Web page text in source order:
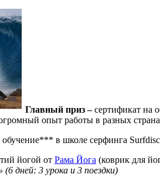
Главный приз –сертификат на
опыт работы в разных
в школе серфинга
йогой от Рама Йога (коврик для
дней: 3 урока и 3 поездки)